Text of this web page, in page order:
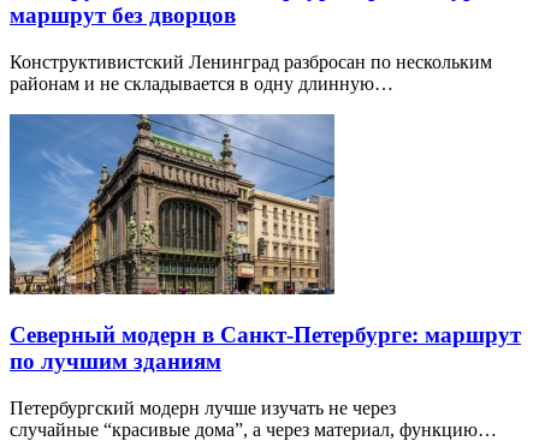
маршрут без дворцов
Конструктивистский Ленинград разбросан по нескольким
районам и не складывается в одну длинную…
Северный модерн в Санкт-Петербурге: маршрут
по лучшим зданиям
Петербургский модерн лучше изучать не через
случайные “красивые дома”, а через материал, функцию…